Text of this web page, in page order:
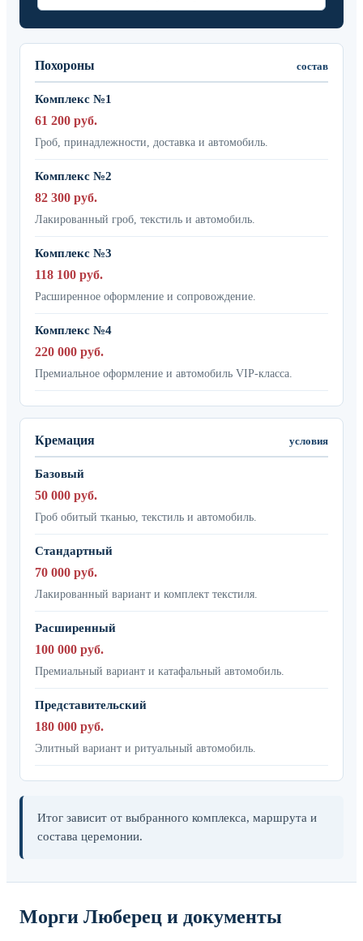
Похороны состав
Комплекс №1
61 200 руб.
Гроб, принадлежности, доставка и автомобиль.
Комплекс №2
82 300 руб.
Лакированный гроб, текстиль и автомобиль.
Комплекс №3
118 100 руб.
Расширенное оформление и сопровождение.
Комплекс №4
220 000 руб.
Премиальное оформление и автомобиль VIP-класса.
Кремация условия
Базовый
50 000 руб.
Гроб обитый тканью, текстиль и автомобиль.
Стандартный
70 000 руб.
Лакированный вариант и комплект текстиля.
Расширенный
100 000 руб.
Премиальный вариант и катафальный автомобиль.
Представительский
180 000 руб.
Элитный вариант и ритуальный автомобиль.
Итог зависит от выбранного комплекса, маршрута и
состава церемонии.
Морги Люберец и документы